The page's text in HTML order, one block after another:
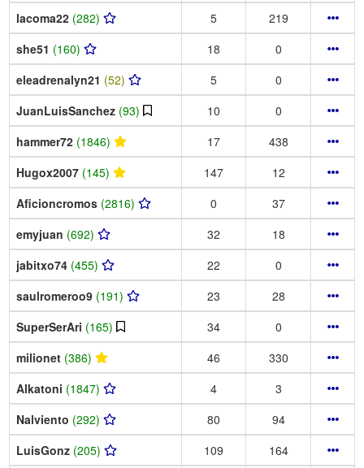
lacoma22 (282) 5
219
she51 (160) 18
0
eleadrenalyn21 (52) 5
0
JuanLuisSanchez (93) 10
0
hammer72 (1846) 17
438
Hugox2007 (145) 147
12
Aficioncromos (2816) 0
37
emyjuan (692) 32
18
jabitxo74 (455) 22
0
saulromeroo9 (191) 23
28
SuperSerAri (165) 34
0
milionet (386) 46
330
Alkatoni (1847) 4
3
Nalviento (292) 80
94
LuisGonz (205) 109
164